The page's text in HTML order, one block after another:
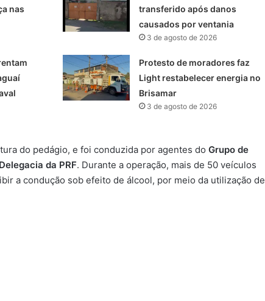
nas
transferido após danos
causados por ventania
3 de agosto de 2026
Protesto de moradores faz
Light restabelecer energia no
Brisamar
3 de agosto de 2026
do pedágio, e foi conduzida por agentes do Grupo de
da PRF. Durante a operação, mais de 50 veículos
a condução sob efeito de álcool, por meio da utilização de